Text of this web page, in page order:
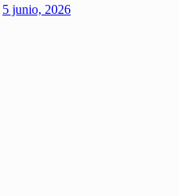
5 junio, 2026